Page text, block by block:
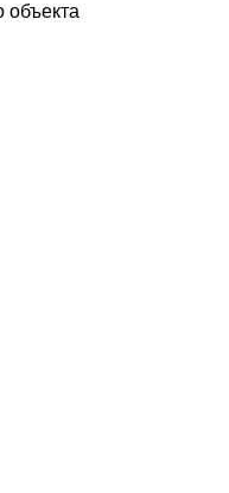
объекта